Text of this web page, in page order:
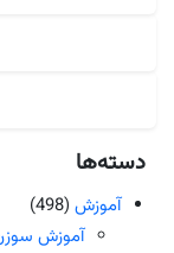
دسته‌ها
آموزش (498)
آموزش